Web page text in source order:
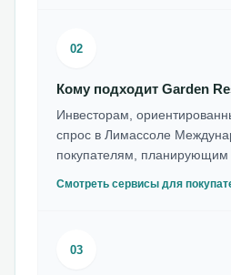
02
Кому подходит Garden
Инвесторам,
спрос в Лимассоле
покупателям, планирующим
Смотреть сервисы для
03